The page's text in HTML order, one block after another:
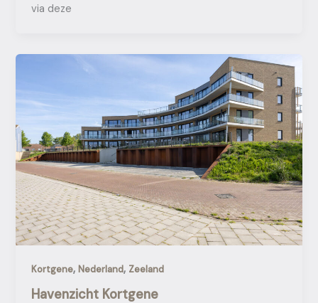
via deze
Kortgene,Nederland, Zeeland
Havenzicht Kortgene